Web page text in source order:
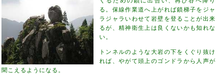
る。保線作業道へ上がれば鎖梯子をジャ
ラジャラいわせて岩壁を登ることが出来
るが、精神衛生上は良くないかも知れな
い。
トンネルのような大岩の下をくぐり抜け
れば、やがて頭上のゴンドラから人声が
聞こえるようになる。